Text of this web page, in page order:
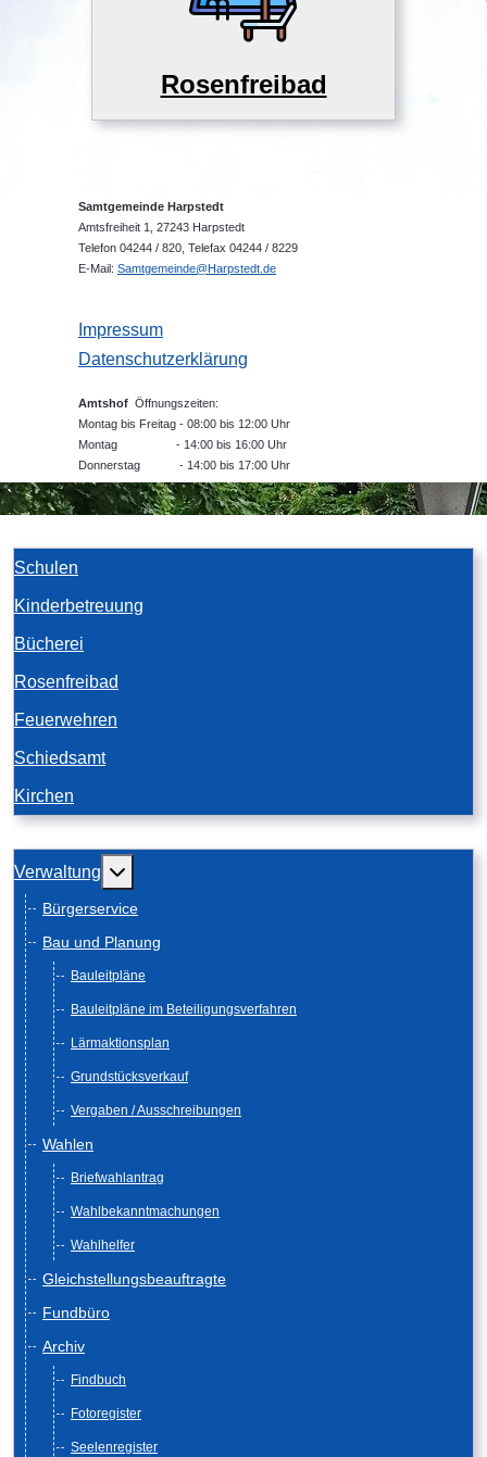
Rosenfreibad
Samtgemeinde Harpstedt
Amtsfreiheit 1, 27243 Harpstedt
Telefon 04244 / 820, Telefax 04244 / 8229
E-Mail: Samtgemeinde@Harpstedt.de
Impressum
Datenschutzerklärung
Amtshof Öffnungszeiten:
Montag bis Freitag - 08:00 bis 12:00 Uhr
Montag - 14:00 bis 16:00 Uhr
Donnerstag - 14:00 bis 17:00 Uhr
Schulen
Kinderbetreuung
Bücherei
Rosenfreibad
Feuerwehren
Schiedsamt
Kirchen
Verwaltung Weitere Informationen: Verwaltung
Bürgerservice
Bau und Planung
Bauleitpläne
Bauleitpläne im Beteiligungsverfahren
Lärmaktionsplan
Grundstücksverkauf
Vergaben / Ausschreibungen
Wahlen
Briefwahlantrag
Wahlbekanntmachungen
Wahlhelfer
Gleichstellungsbeauftragte
Fundbüro
Archiv
Findbuch
Fotoregister
Seelenregister